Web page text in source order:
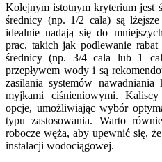
Kolejnym istotnym kryterium jest
średnicy (np. 1/2 cala) są
idealnie nadają się do
prac, takich jak podlewanie
średnicy (np. 3/4 cala lub 1
przepływem wody i są
zasilania systemów
myjkami ciśnieniowymi.
opcje, umożliwiając wybór
typu zastosowania. Warto
robocze węża, aby upewnić się,
instalacji wodociągowej.